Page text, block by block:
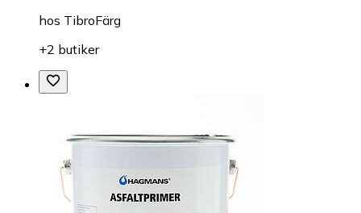
hos TibroFärg
+2 butiker